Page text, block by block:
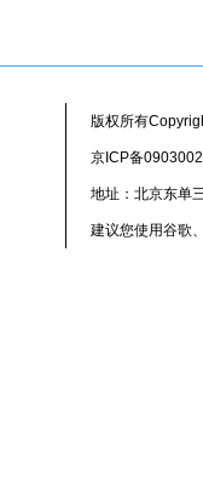
版权所有
京ICP备
地址：北京东单
建议您使用谷歌